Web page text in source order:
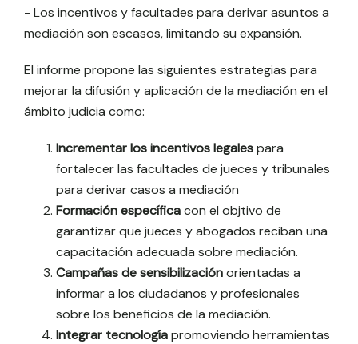
- Los incentivos y facultades para derivar asuntos a
mediación son escasos, limitando su expansión.
El informe propone las siguientes estrategias para
mejorar la difusión y aplicación de la mediación en el
ámbito judicia como:
Incrementar los incentivos legalespara
fortalecer las facultades de jueces y tribunales
para derivar casos a mediación
Formación específicacon el objtivo de
garantizar que jueces y abogados reciban una
capacitación adecuada sobre mediación.
Campañas de sensibilizaciónorientadas a
informar a los ciudadanos y profesionales
sobre los beneficios de la mediación.
Integrar tecnologíapromoviendo herramientas